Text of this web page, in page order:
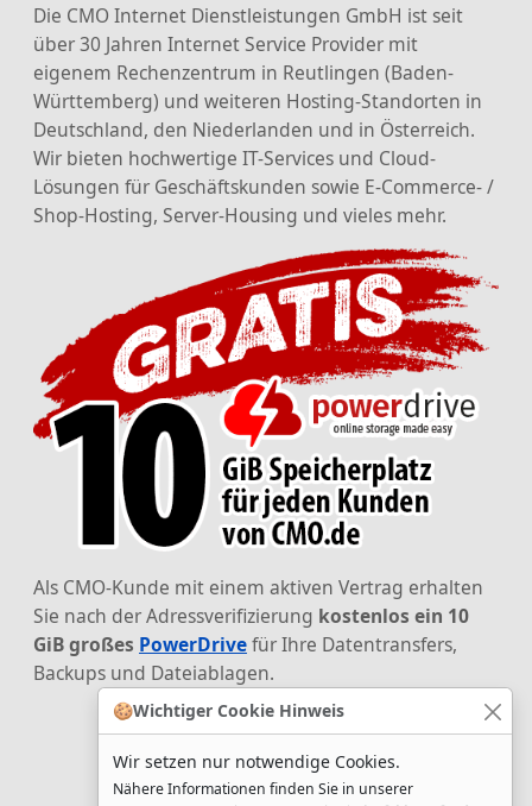
🍪Wichtiger Cookie Hinweis
Wir setzen nur notwendige Cookies.
Nähere Informationen finden Sie in unserer
Die CMO Internet Dienstleistungen GmbH ist seit
über 30 Jahren Internet Service Provider mit
eigenem Rechenzentrum in Reutlingen (Baden-
Württemberg) und weiteren Hosting-Standorten in
Deutschland, den Niederlanden und in Österreich.
Wir bieten hochwertige IT-Services und Cloud-
Lösungen für Geschäftskunden sowie E-Commerce- /
Shop-Hosting, Server-Housing und vieles mehr.
Als CMO-Kunde mit einem aktiven Vertrag erhalten
Sie nach der Adressverifizierung kostenlos ein 10
GiB großes PowerDrivefür Ihre Datentransfers,
Backups und Dateiablagen.